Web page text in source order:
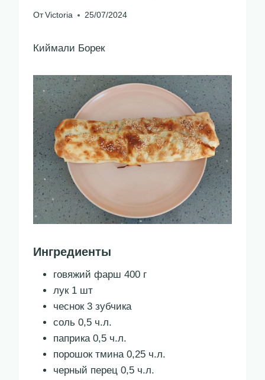
От Victoria 25/07/2024
Киймали Борек
Ингредиенты
говяжий фарш 400 г
лук 1 шт
чеснок 3 зубчика
соль 0,5 ч.л.
паприка 0,5 ч.л.
порошок тмина 0,25 ч.л.
черный перец 0,5 ч.л.